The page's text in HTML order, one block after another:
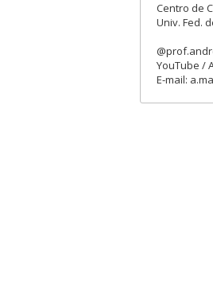
Centro de
Univ. Fed.
YouTube / A
E-mail: